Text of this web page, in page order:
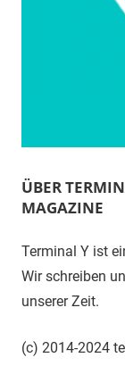
ÜBER
MAGAZINE
Terminal Y ist
Wir schreiben
unserer Zeit.
(c) 2014-2024